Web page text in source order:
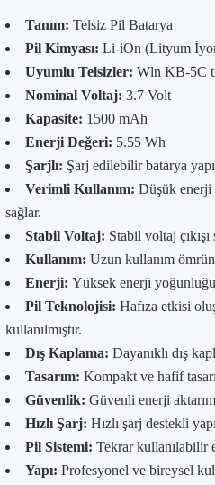
Tanım: Telsiz Pil Batarya
Pil Kimyası: Li-iOn (Lityum
Uyumlu Telsizler: Wln KB-5C
Nominal Voltaj: 3.7 Volt
Kapasite: 1500 mAh
Enerji Değeri: 5.55 Wh
Şarjlı: Şarj edilebilir batarya
Verimli Kullanım: Düşük enerji
sağlar.
Stabil Voltaj: Stabil voltaj çıkışı
Kullanım: Uzun kullanım
Enerji: Yüksek enerji
Pil Teknolojisi: Hafıza etkisi
kullanılmıştır.
Dış Kaplama: Dayanıklı dış
Tasarım: Kompakt ve hafif
Güvenlik: Güvenli enerji
Hızlı Şarj: Hızlı şarj destekli
Pil Sistemi: Tekrar kullanılabilir
Yapı: Profesyonel ve bireysel